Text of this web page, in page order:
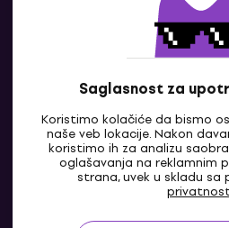
Saglasnost za
Koristimo kolačiće da bismo
naše veb lokacije. Nakon
koristimo ih za analizu
oglašavanja na reklamnim
strana, uvek u skladu sa